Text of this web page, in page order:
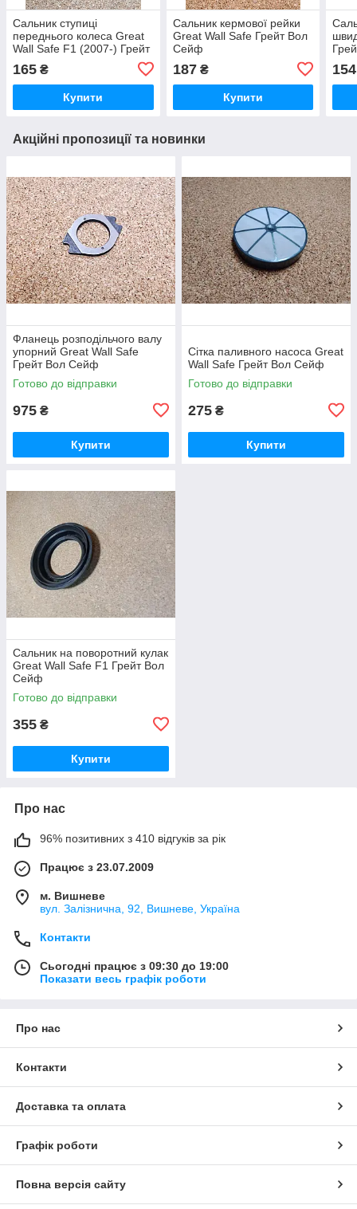
Сальник ступиці
переднього колеса Great
Wall Safe F1 (2007-) Грейт
165 ₴
Купити
Сальник кермової рейки
Great Wall Safe Грейт Вол
Сейф
187₴
Купити
154
Акційні пропозиції та новинки
Фланець розподільчого валу
упорний Great Wall Safe
Грейт Вол Сейф
Готово до відправки
975 ₴
Купити
Сітка паливного насоса Great
Wall Safe Грейт Вол Сейф
Готово до відправки
275 ₴
Купити
Сальник на поворотний кулак
Great Wall Safe F1 Грейт Вол
Сейф
Готово до відправки
355 ₴
Купити
Про нас
96% позитивних з 410 відгуків за рік
Працює з 23.07.2009
м. Вишневе
вул. Залізнична, 92, Вишневе, Україна
Контакти
Сьогодні працює з 09:30 до 19:00
Показати весь графік роботи
Про нас
Контакти
Доставка та оплата
Графік роботи
Повна версія сайту